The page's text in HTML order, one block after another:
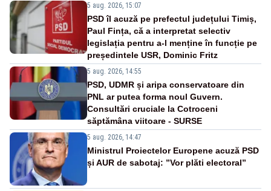
5 aug. 2026, 15:07
PSD îl acuză pe prefectul județului Timiș,
Paul Fința, că a interpretat selectiv
legislația pentru a-l menține în funcție pe
președintele USR, Dominic Fritz
5 aug. 2026, 14:55
PSD, UDMR și aripa conservatoare din
PNL ar putea forma noul Guvern.
Consultări cruciale la Cotroceni
săptămâna viitoare - SURSE
5 aug. 2026, 14:47
Ministrul Proiectelor Europene acuză PSD
și AUR de sabotaj: ”Vor plăti electoral”